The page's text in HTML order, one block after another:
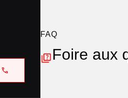
FAQ
Foire aux